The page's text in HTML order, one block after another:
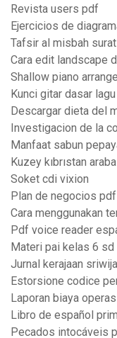
Revista users pdf
Ejercicios de
Tafsir al misbah
Cara edit landscape
Shallow piano
Kunci gitar dasar
Descargar dieta del
Investigacion de la
Manfaat sabun
Kuzey kıbrıstan
Soket cdi vixion
Plan de negocios
Cara menggunakan
Pdf voice reader
Materi pai kelas 6
Jurnal kerajaan
Estorsione codice
Laporan biaya
Libro de español
Pecados intocáveis